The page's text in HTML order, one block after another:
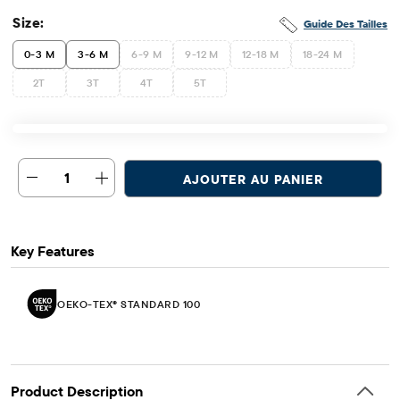
Guide Des Tailles
Size:
0-3 M 3-6 M 6-9 M 9-12 M 12-18 M 18-24 M
2T 3T 4T 5T
1 AJOUTER AU PANIER
Key Features
OEKO-TEX® STANDARD 100
Product Description